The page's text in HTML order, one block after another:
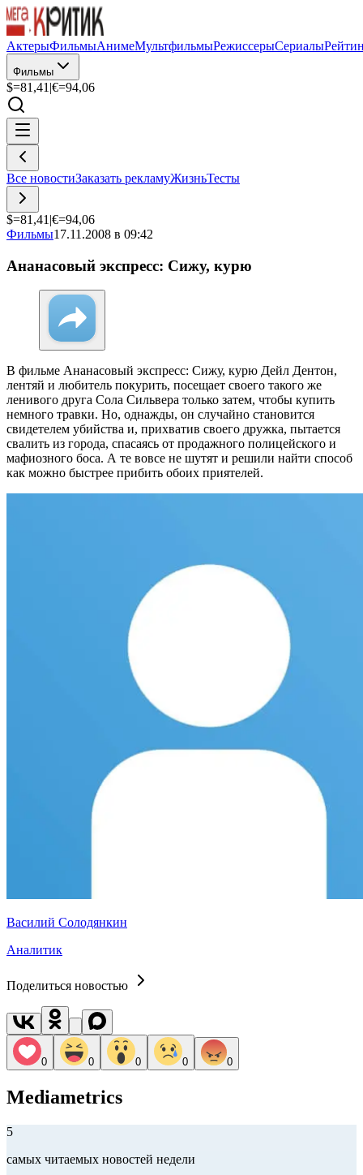
АктерыФильмыАнимеМультфильмыРежиссерыСериалы
Фильмы
$=81,41 |€=94,06
Все новостиЗаказать рекламуЖизньТесты
$=81,41 |€=94,06
Фильмы17.11.2008 в 09:42
Ананасовый экспресс: Сижу, курю
В фильме Ананасовый экспресс: Сижу, курю Дейл Дентон,
лентяй и любитель покурить, посещает своего такого же
ленивого друга Сола Сильвера только затем, чтобы купить
немного травки. Но, однажды, он случайно становится
свидетелем убийства и, прихватив своего дружка, пытается
свалить из города, спасаясь от продажного полицейского и
мафиозного боса. А те вовсе не шутят и решили найти способ
как можно быстрее прибить обоих приятелей.
Василий Солодянкин
Аналитик
Поделиться новостью
0 0 0 0 0
Mediametrics
5
самых читаемых новостей недели